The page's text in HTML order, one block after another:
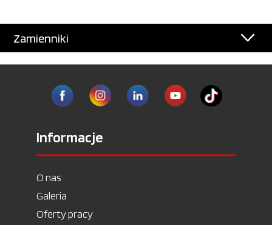
Zamienniki
Informacje
O nas
Galeria
Oferty pracy